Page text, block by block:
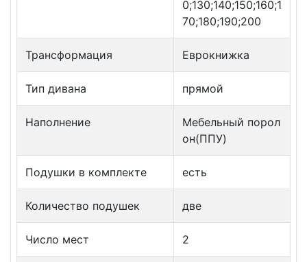
0;130;140;150;160;1
70;180;190;200
Трансформация Еврокнижка
Тип дивана прямой
Наполнение
Мебельный порол
он(ППУ)
Подушки в комплекте есть
Количество подушек две
Число мест 2